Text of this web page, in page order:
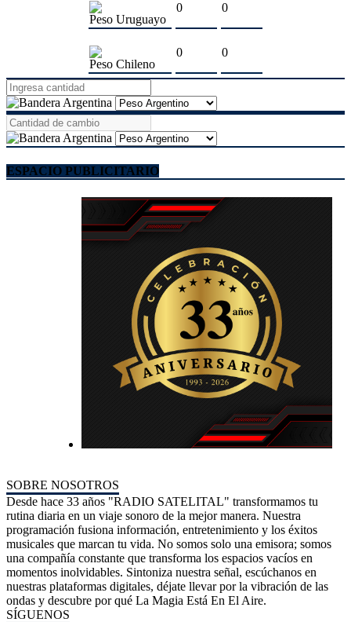
Peso Uruguayo
0 0
Peso Chileno
0 0
ESPACIO PUBLICITARIO
SOBRE NOSOTROS
Desde hace 33 años "RADIO SATELITAL" transformamos tu
rutina diaria en un viaje sonoro de la mejor manera. Nuestra
programación fusiona información, entretenimiento y los éxitos
musicales que marcan tu vida. No somos solo una emisora; somos
una compañía constante que transforma los espacios vacíos en
momentos inolvidables. Sintoniza nuestra señal, escúchanos en
nuestras plataformas digitales, déjate llevar por la vibración de las
ondas y descubre por qué La Magia Está En El Aire.
SÍGUENOS